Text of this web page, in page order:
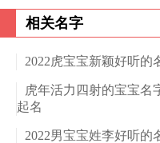
相关名字
2022虎宝宝新颖好听的
虎年活力四射的宝宝名
起名
2022男宝宝姓李好听的